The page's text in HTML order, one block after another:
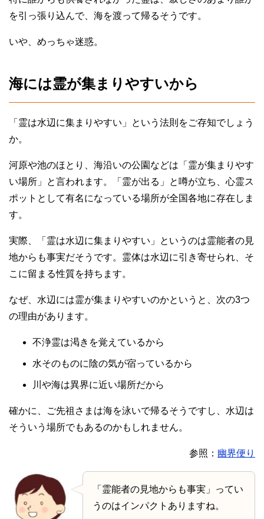
を引っ張り込んで、海を渡って帰るそうです。
いや、めっちゃ迷惑。
海には霊が集まりやすいから
「霊は水辺に集まりやすい」という法則をご存知でしょう
か。
河原や池のほとり、海沿いの公園などは「霊が集まりやす
い場所」と言われます。「霊が出る」と噂が立ち、心霊ス
ポットとして有名になっている場所が全国各地に存在しま
す。
実際、「霊は水辺に集まりやすい」というのは霊能者の見
地からも事実だそうです。霊体は水辺に引き寄せられ、そ
こに留まる性質を持ちます。
なぜ、水辺には霊が集まりやすいのかというと、次の3つ
の理由があります。
不浄霊は渇きを覚えているから
水そのものに陰の気が宿っているから
川や海は異界に近い場所だから
確かに、ご先祖さまは海を泳いで帰るそうですし、水辺は
そういう場所でもあるのかもしれません。
参照： 幽界便り
「霊能者の見地からも事実」ってい
うのはインパクトありますね。